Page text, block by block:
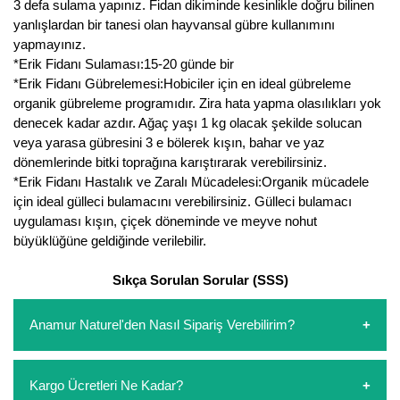
3 defa sulama yapınız. Fidan dikiminde kesinlikle doğru bilinen
yanlışlardan bir tanesi olan hayvansal gübre kullanımını
yapmayınız.
*Erik Fidanı Sulaması:15-20 günde bir
*Erik Fidanı Gübrelemesi:Hobiciler için en ideal gübreleme
organik gübreleme programıdır. Zira hata yapma olasılıkları yok
denecek kadar azdır. Ağaç yaşı 1 kg olacak şekilde solucan
veya yarasa gübresini 3 e bölerek kışın, bahar ve yaz
dönemlerinde bitki toprağına karıştırarak verebilirsiniz.
*Erik Fidanı Hastalık ve Zaralı Mücadelesi:Organik mücadele
için ideal gülleci bulamacını verebilirsiniz. Gülleci bulamacı
uygulaması kışın, çiçek döneminde ve meyve nohut
büyüklüğüne geldiğinde verilebilir.
Sıkça Sorulan Sorular (SSS)
Anamur Naturel'den Nasıl Sipariş Verebilirim?
oluşturarak,iletişim numaralarımızdan bizi arayarak veya
Kargo Ücretleri Ne Kadar?